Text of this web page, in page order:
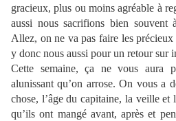
gracieux, plus ou moins agréable à
aussi nous sacrifions bien souvent
Allez, on ne va pas faire les
y donc nous aussi pour un retour sur
Cette semaine, ça ne vous aura
alunissant qu’on arrose. On vous a
chose, l’âge du capitaine, la veille et
qu’ils ont mangé avant, après et